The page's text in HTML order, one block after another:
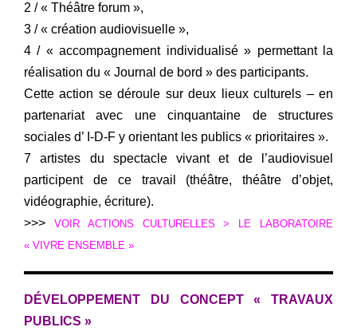
2 / « Théâtre forum »,
3 / « création audiovisuelle »,
4 / « accompagnement individualisé » permettant la
réalisation du « Journal de bord » des participants.
Cette action se déroule sur deux lieux culturels – en
partenariat avec une cinquantaine de structures
sociales d’ I-D-F y orientant les publics « prioritaires ».
7 artistes du spectacle vivant et de l’audiovisuel
participent de ce travail (théâtre, théâtre d’objet,
vidéographie, écriture).
>>>
VOIR ACTIONS CULTURELLES > LE LABORATOIRE
« VIVRE ENSEMBLE »
DÉVELOPPEMENT DU CONCEPT « TRAVAUX
PUBLICS »